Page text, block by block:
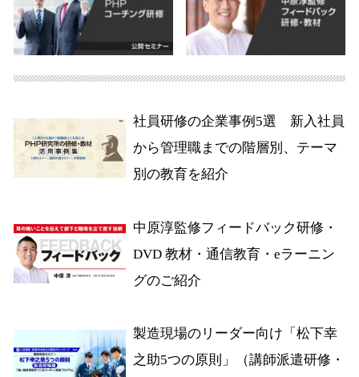
社員研修の企業事例5選 新入社員
から管理職までの階層別、テーマ
別の教育を紹介
中原淳監修フィードバック研修・
DVD 教材・通信教育・eラーニン
グのご紹介
製造現場のリーダー向け「松下幸
之助5つの原則」（講師派遣研修・